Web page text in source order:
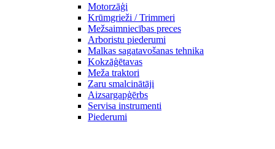
Motorzāģi
Krūmgrieži / Trimmeri
Mežsaimniecības preces
Arboristu piederumi
Malkas sagatavošanas tehnika
Kokzāģētavas
Meža traktori
Zaru smalcinātāji
Aizsargapģērbs
Servisa instrumenti
Piederumi